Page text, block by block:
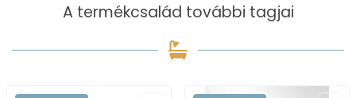
A termékcsalád további tagjai